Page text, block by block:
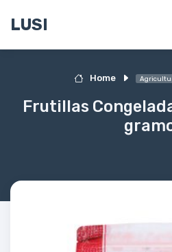
LUSI
Home
Frutillas